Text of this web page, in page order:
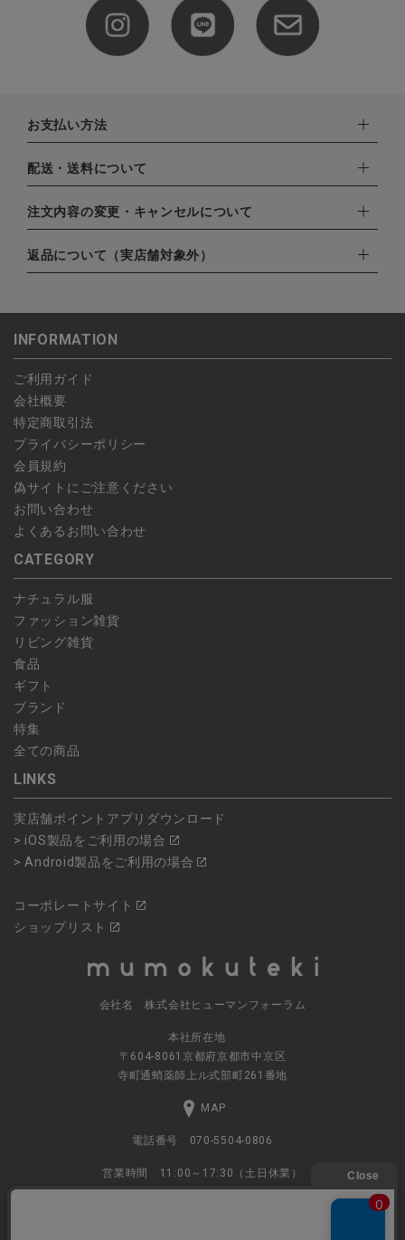
お支払い方法
下記お支払い方法よりお選びいただけます。
・クレジットカード（VISA,mastercard,JCB,AMERICAN
EXPRESS,Diners Club）
・amazonペイメント
・楽天ペイ
・PayPay
配送・送料について
配達業者：日本郵便
北海道：1,400円
注文内容の変更・キャンセルについて
ご注文日当日から翌日のAM9:00までにご連絡頂いた場合はキャ
ンセルは可能です。
します。
予約商品など一部キャンセルが出来ない場合がございます。あら
かじめご了承ください。
返品について（実店舗対象外）
こちら よりご依頼ください。
INFORMATION
ご利用ガイド
会社概要
特定商取引法
プライバシーポリシー
会員規約
偽サイトにご注意ください
お問い合わせ
よくあるお問い合わせ
CATEGORY
ナチュラル服
ファッション雑貨
リビング雑貨
食品
ギフト
ブランド
特集
全ての商品
LINKS
実店舗ポイントアプリダウンロード
> iOS製品をご利用の場合
> Android製品をご利用の場合
コーポレートサイト
ショップリスト
会社名 株式会社ヒューマンフォーラム
本社所在地
〒604-8061京都府京都市中京区
寺町通蛸薬師上ル式部町261番地
MAP
電話番号 070-5504-0806
営業時間 11:00～17:30（土日休業）